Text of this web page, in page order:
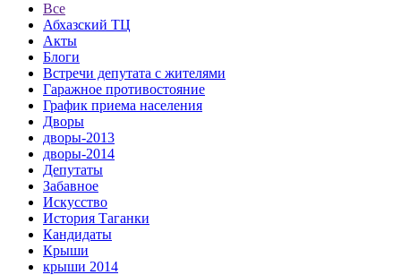
Все
Абхазский ТЦ
Акты
Блоги
Встречи депутата с жителями
Гаражное противостояние
График приема населения
Дворы
дворы-2013
дворы-2014
Депутаты
Забавное
Искусство
История Таганки
Кандидаты
Крыши
крыши 2014